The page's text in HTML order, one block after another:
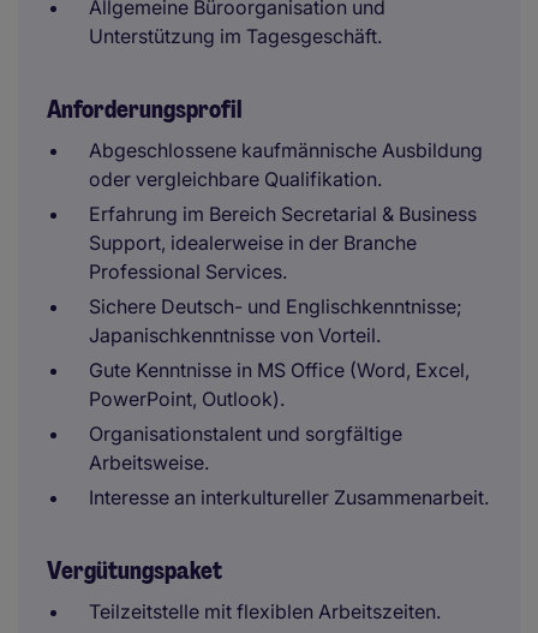
Allgemeine Büroorganisation und
Unterstützung im Tagesgeschäft.
Anforderungsprofil
Abgeschlossene kaufmännische Ausbildung
oder vergleichbare Qualifikation.
Erfahrung im Bereich Secretarial & Business
Support, idealerweise in der Branche
Professional Services.
Sichere Deutsch- und Englischkenntnisse;
Japanischkenntnisse von Vorteil.
Gute Kenntnisse in MS Office (Word, Excel,
PowerPoint, Outlook).
Organisationstalent und sorgfältige
Arbeitsweise.
Interesse an interkultureller Zusammenarbeit.
Vergütungspaket
Teilzeitstelle mit flexiblen Arbeitszeiten.